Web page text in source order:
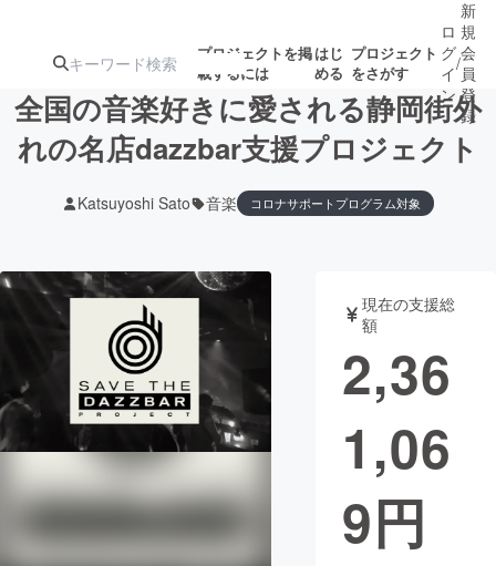
プロジェクトを掲
載するには
はじ
める
プロジェクト
をさがす
ターン
注目の新着プロ
ジェクト
募集終了が近いプ
ロジェクト
もうすぐ公開
されます
アート・写真 音楽
テクノロジー・ガジェット ゲーム・サ
映像・映画
ビジネス・起業
まちづくり・地域活性化
ロ
グ
イ
ン
/
新
規
会
員
登
録
全国の音楽好きに愛される静岡街外
れの名店dazzbar支援プロジェクト
Katsuyoshi Sato 音楽 コロナサポートプログラム対象
現在の支援総
額
2,36
1,06
9円